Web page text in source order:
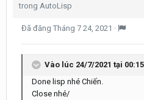
trong AutoLisp
Đã đăng Tháng 7 24, 2021 ·
Vào lúc 24/7/2021 tại
Done lisp nhé Chiến.
Close nhé/